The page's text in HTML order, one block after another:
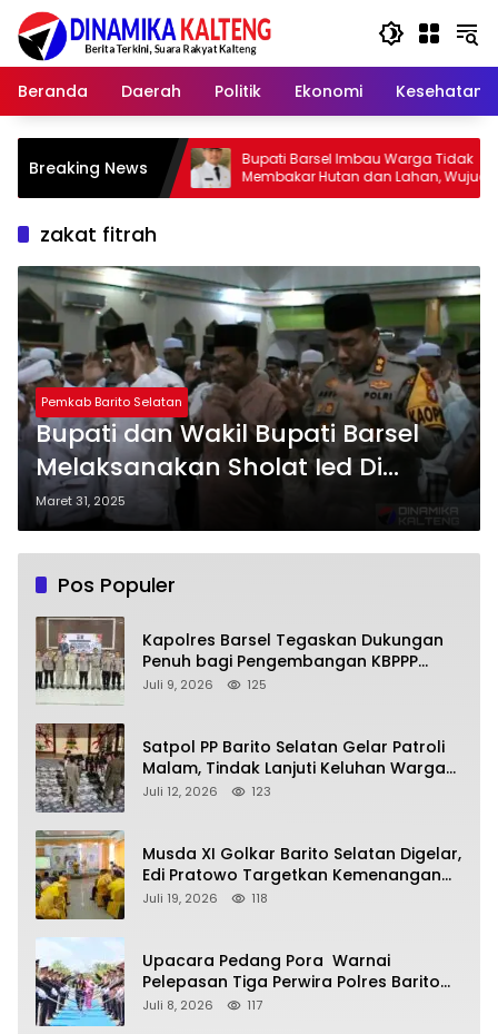
Langsung
konten
Beranda
Daerah Politik Ekonomi Kesehatan
Breaking NewsBupati Barsel Imbau Warga Tidak
Membakar Hutan dan Lahan, Wujudkan
Barito Selatan Bebas Kabut Asap
zakat fitrah
Pemkab Barito Selatan
Bupati dan Wakil Bupati Barsel
Melaksanakan Sholat Ied Di
Masjid Agung Baiturrahman
Buntok
Maret 31, 2025
Pos Populer
Kapolres Barsel Tegaskan Dukungan
Penuh bagi Pengembangan KBPPP
Kalimantan Tengah
Juli 9, 2026 125
Satpol PP Barito Selatan Gelar Patroli
Malam, Tindak Lanjuti Keluhan Warga
soal Balap Liar dan Remaja Nongkrong
Juli 12, 2026 123
Musda XI Golkar Barito Selatan Digelar,
Edi Pratowo Targetkan Kemenangan
Partai pada Pemilu Mendatang
Juli 19, 2026 118
Upacara Pedang Pora Warnai
Pelepasan Tiga Perwira Polres Barito
Selatan Masuki Masa Pensiun
Juli 8, 2026 117